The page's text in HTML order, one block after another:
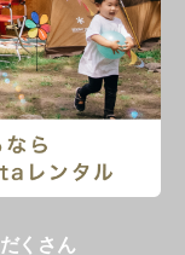
くさん